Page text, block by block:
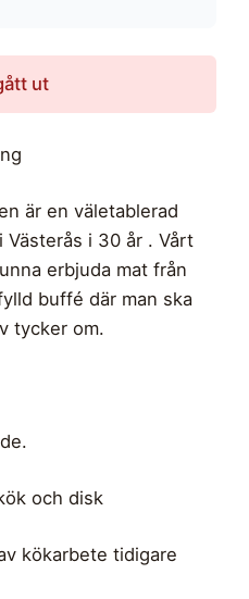
ut
är en väletablerad
i 30 år . Vårt
erbjuda mat från
buffé där man ska
tycker om.
och disk
kökarbete tidigare